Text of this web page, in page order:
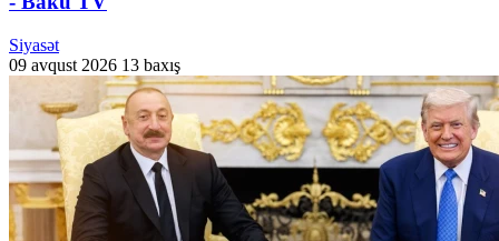
Siyasət
09 avqust 2026 13 baxış